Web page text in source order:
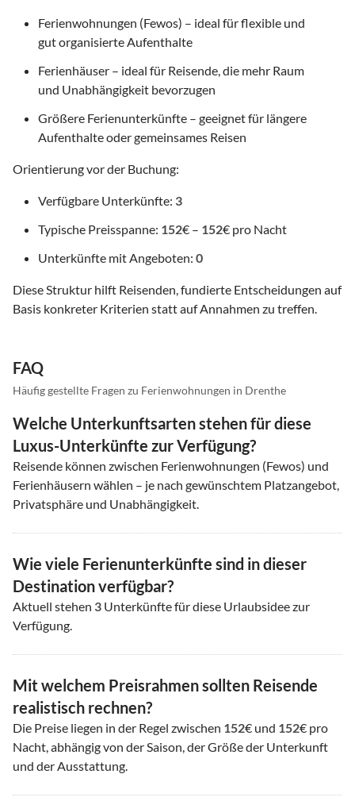
Ferienwohnungen (Fewos) – ideal für flexible und
gut organisierte Aufenthalte
Ferienhäuser – ideal für Reisende, die mehr Raum
und Unabhängigkeit bevorzugen
Größere Ferienunterkünfte – geeignet für längere
Aufenthalte oder gemeinsames Reisen
Orientierung vor der Buchung:
Verfügbare Unterkünfte: 3
Typische Preisspanne: 152€ – 152€ pro Nacht
Unterkünfte mit Angeboten: 0
Diese Struktur hilft Reisenden, fundierte Entscheidungen auf
Basis konkreter Kriterien statt auf Annahmen zu treffen.
FAQ
Häufig gestellte Fragen zu Ferienwohnungen in Drenthe
Welche Unterkunftsarten stehen für diese
Luxus-Unterkünfte zur Verfügung?
Reisende können zwischen Ferienwohnungen (Fewos) und
Ferienhäusern wählen – je nach gewünschtem Platzangebot,
Privatsphäre und Unabhängigkeit.
Wie viele Ferienunterkünfte sind in dieser
Destination verfügbar?
Aktuell stehen 3 Unterkünfte für diese Urlaubsidee zur
Verfügung.
Mit welchem Preisrahmen sollten Reisende
realistisch rechnen?
Die Preise liegen in der Regel zwischen 152€ und 152€ pro
Nacht, abhängig von der Saison, der Größe der Unterkunft
und der Ausstattung.